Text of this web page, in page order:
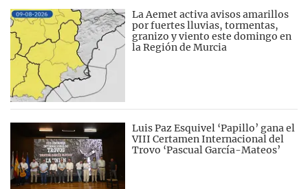
La Aemet activa avisos amarillos
por fuertes lluvias, tormentas,
granizo y viento este domingo en
la Región de Murcia
Luis Paz Esquivel ‘Papillo’ gana el
VIII Certamen Internacional del
Trovo ‘Pascual García-Mateos’